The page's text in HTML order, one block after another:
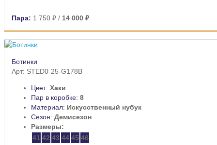
Пара: 1 750 ₽ / 14 000 ₽
Ботинки
Арт: STED0-25-G178B
Цвет: Хаки
Пар в коробке: 8
Материал: Искусственный нубук
Сезон: Демисезон
Размеры:
41 42 43 44 45 46